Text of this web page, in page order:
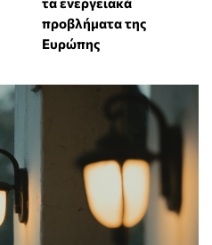
προβλήματα της
Ευρώπης